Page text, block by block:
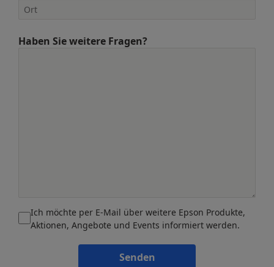
Haben Sie weitere Fragen?
Ich möchte per E-Mail über weitere Epson Produkte,
Aktionen, Angebote und Events informiert werden.
Senden